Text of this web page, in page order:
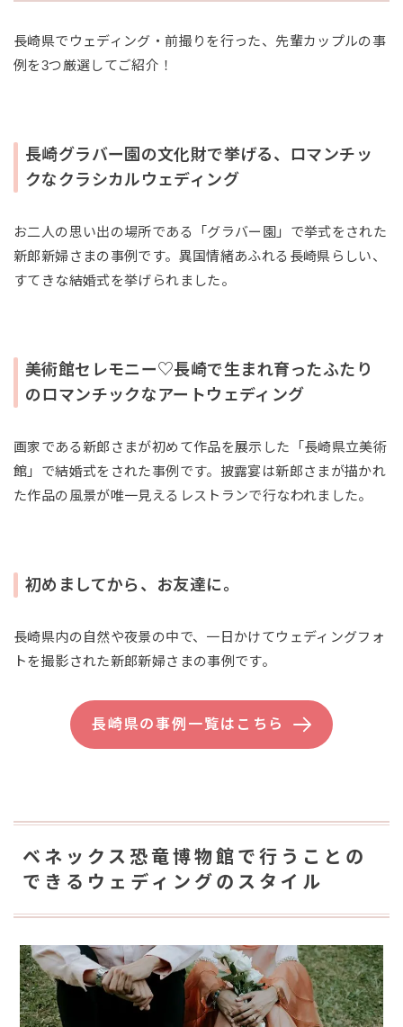
長崎県でウェディング・前撮りを行った、先輩カップルの事
例を3つ厳選してご紹介！
長崎グラバー園の文化財で挙げる、ロマンチッ
クなクラシカルウェディング
お二人の思い出の場所である「グラバー園」で挙式をされた
新郎新婦さまの事例です。異国情緒あふれる長崎県らしい、
すてきな結婚式を挙げられました。
美術館セレモニー♡長崎で生まれ育ったふたり
のロマンチックなアートウェディング
画家である新郎さまが初めて作品を展示した「長崎県立美術
館」で結婚式をされた事例です。披露宴は新郎さまが描かれ
た作品の風景が唯一見えるレストランで行なわれました。
初めましてから、お友達に。
長崎県内の自然や夜景の中で、一日かけてウェディングフォ
トを撮影された新郎新婦さまの事例です。
長崎県の事例一覧はこちら
ベネックス恐竜博物館で行うことの
できるウェディングのスタイル